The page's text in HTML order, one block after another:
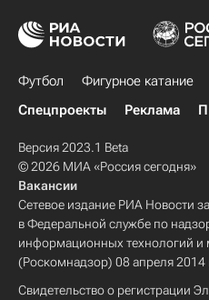
Футбол Фигурное катание
Спецпроекты
Реклама
Версия 2023.1 Beta
© 2026 МИА «Россия сегодня»
Вакансии
Сетевое издание РИА Новости
в Федеральной службе по
информационных технологий и
(Роскомнадзор) 08 апреля 2014
Свидетельство о регистрации